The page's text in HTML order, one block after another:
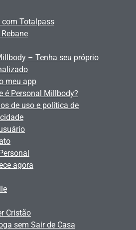
com Totalpass
– Tenha seu próprio
meu app
é Personal Millbody?
de uso e política de
agora
Cristão
sem Sair de Casa